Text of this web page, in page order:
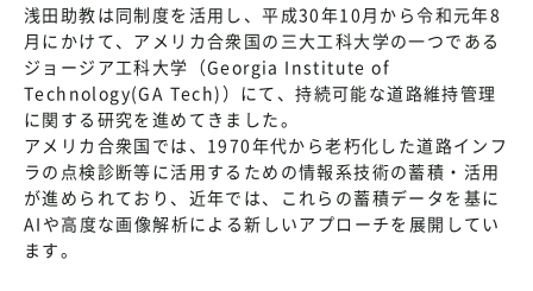
浅田助教は同制度を活用し、平成30年10月から令和元年8
月にかけて、アメリカ合衆国の三大工科大学の一つである
ジョージア工科大学（Georgia Institute of
Technology(GA Tech)）にて、持続可能な道路維持管理
に関する研究を進めてきました。
アメリカ合衆国では、1970年代から老朽化した道路インフ
ラの点検診断等に活用するための情報系技術の蓄積・活用
が進められており、近年では、これらの蓄積データを基に
AIや高度な画像解析による新しいアプローチを展開してい
ます。